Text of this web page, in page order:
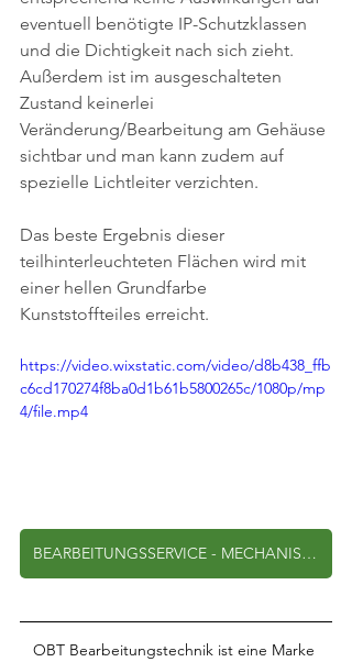
eventuell benötigte IP-Schutzklassen
und die Dichtigkeit nach sich zieht.
Außerdem ist im ausgeschalteten
Zustand keinerlei
Veränderung/Bearbeitung am Gehäuse
sichtbar und man kann zudem auf
spezielle Lichtleiter verzichten.
Das beste Ergebnis dieser
teilhinterleuchteten Flächen wird mit
einer hellen Grundfarbe
Kunststoffteiles erreicht.
https://video.wixstatic.com/video/d8b438_ffb
c6cd170274f8ba0d1b61b5800265c/1080p/mp
4/file.mp4
BEARBEITUNGSSERVICE - MECHANISCHE BEARBEITUNG
OBT Bearbeitungstechnik ist eine Marke